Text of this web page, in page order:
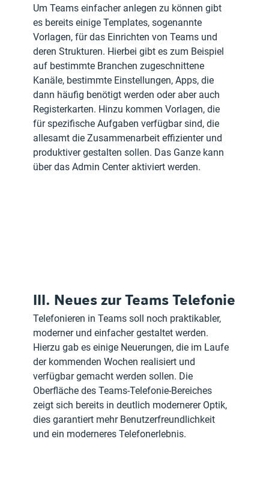
Um Teams einfacher anlegen zu können gibt
es bereits einige Templates, sogenannte
Vorlagen, für das Einrichten von Teams und
deren Strukturen. Hierbei gibt es zum Beispiel
auf bestimmte Branchen zugeschnittene
Kanäle, bestimmte Einstellungen, Apps, die
dann häufig benötigt werden oder aber auch
Registerkarten. Hinzu kommen Vorlagen, die
für spezifische Aufgaben verfügbar sind, die
allesamt die Zusammenarbeit effizienter und
produktiver gestalten sollen. Das Ganze kann
über das Admin Center aktiviert werden.
III. Neues zur Teams Telefonie
Telefonieren in Teams soll noch praktikabler,
moderner und einfacher gestaltet werden.
Hierzu gab es einige Neuerungen, die im Laufe
der kommenden Wochen realisiert und
verfügbar gemacht werden sollen. Die
Oberfläche des Teams-Telefonie-Bereiches
zeigt sich bereits in deutlich modernerer Optik,
dies garantiert mehr Benutzerfreundlichkeit
und ein moderneres Telefonerlebnis.